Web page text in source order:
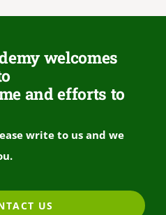
welcomes
and efforts to
write to us and we
US